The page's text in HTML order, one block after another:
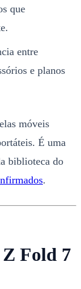
que
entre
e planos
móveis
É uma
biblioteca do
.
Fold 7